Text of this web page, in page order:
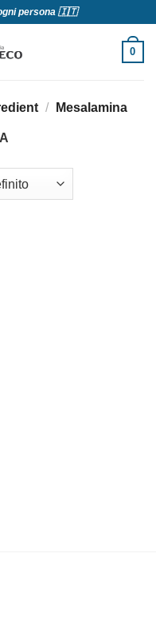
persona 🇮🇹
0
/ Mesalamina